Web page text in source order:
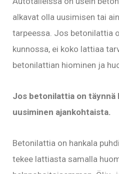
alkavat olla uusimisen tai
tarpeessa. Jos betonilattia
kunnossa, ei koko lattiaa
betonilattian hiominen ja
Jos betonilattia on täynnä
uusiminen ajankohtaista.
Betonilattia on hankala
tekee lattiasta samalla